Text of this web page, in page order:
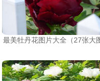
最美牡丹花图片大全（27张大